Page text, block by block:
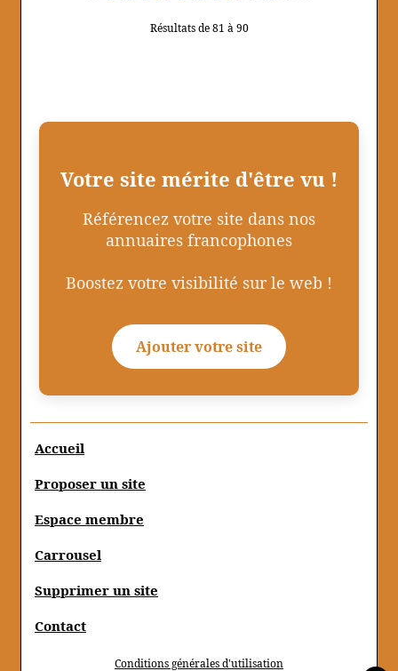
Résultats de 81 à 90
Votre site mérite d'être vu !
Référencez votre site dans nos
annuaires francophones
Boostez votre visibilité sur le web !
Ajouter votre site
Accueil
Proposer un site
Espace membre
Carrousel
Supprimer un site
Contact
Conditions générales d'utilisation